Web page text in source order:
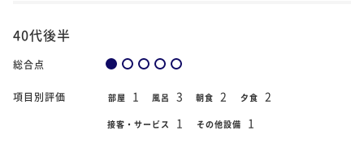
40代後半
総合点
項目別評価 部屋 1 風呂 3 朝食 2 夕食 2
接客・サービス 1 その他設備 1